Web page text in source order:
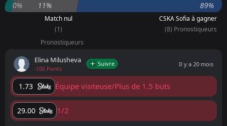
0% 11% 89%
Match nul
(1)
Pronostiqueurs
CSKA Sofia à gagner
(8) Pronostiqueurs
Elina Milusheva
-100 Points
Suivre Il y a 20 mois
1.73 Équipe visiteuse/Plus de 1.5 buts
29.00 1/2